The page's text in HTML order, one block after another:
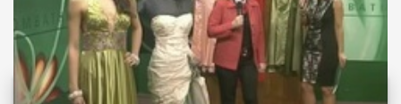
Videóink megtekinthetőek